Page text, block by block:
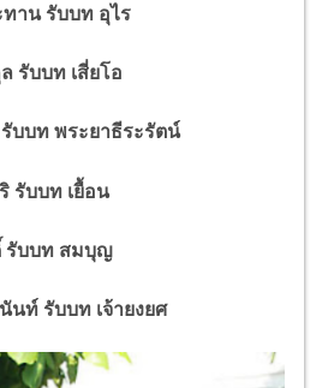
าน รับบท อุไร
รับบท เสี่ยโอ
บบท พระยาธีระรัตน์
รับบท เยื้อน
รับบท สมบุญ
นท์ รับบท เจ้ายงยศ